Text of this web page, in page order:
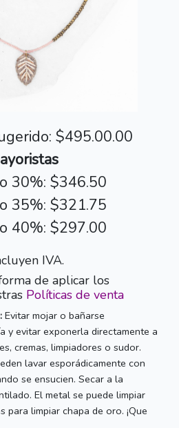
$495.00.00
30%: $346.50
35%: $321.75
40%: $297.00
IVA.
de aplicar los
Políticas de venta
Evitar mojar o bañarse
y evitar exponerla directamente a
cremas, limpiadores o sudor.
lavar esporádicamente con
se ensucien. Secar a la
El metal se puede limpiar
para limpiar chapa de oro. ¡Que